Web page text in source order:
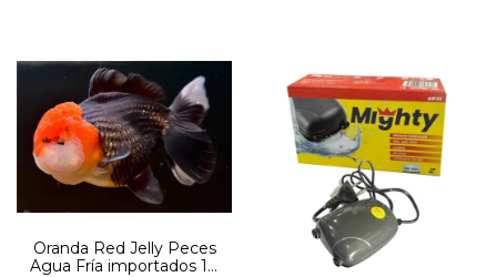
Oranda Red Jelly Peces
Agua Fría importados 10